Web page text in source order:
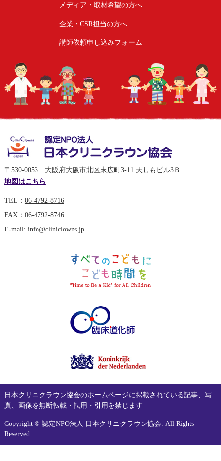
メディア・取材希望の方へ
企業・CSR担当の方へ
講師依頼申し込みフォーム
〒530-0053 大阪府大阪市北区末広町3-11 天しもビル3Ｂ
地図はこちら
TEL： 06-4792-8716
FAX：06-4792-8746
E-mail: info@cliniclowns.jp
日本クリニクラウン協会のホームページに掲載されている記事、写
真、画像を無断転載・転用・引用を禁じます
Copyright © 認定NPO法人 日本クリニクラウン協会. All Rights
Reserved.